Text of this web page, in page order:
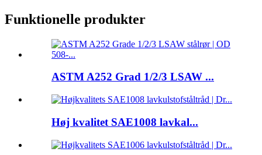
Funktionelle produkter
ASTM A252 Grad 1/2/3 LSAW ...
Høj kvalitet SAE1008 lavkal...